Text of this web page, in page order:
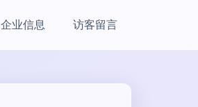
企业信息 访客留言